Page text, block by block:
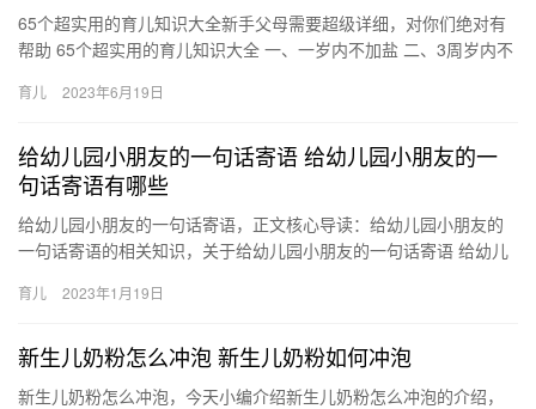
65个超实用的育儿知识大全新手父母需要超级详细，对你们绝对有
帮助 65个超实用的育儿知识大全 一、一岁内不加盐 二、3周岁内不
育儿 2023年6月19日
给幼儿园小朋友的一句话寄语 给幼儿园小朋友的一
句话寄语有哪些
给幼儿园小朋友的一句话寄语，正文核心导读：给幼儿园小朋友的
一句话寄语的相关知识，关于给幼儿园小朋友的一句话寄语 给幼儿
份…
育儿 2023年1月19日
新生儿奶粉怎么冲泡 新生儿奶粉如何冲泡
新生儿奶粉怎么冲泡，今天小编介绍新生儿奶粉怎么冲泡的介绍，